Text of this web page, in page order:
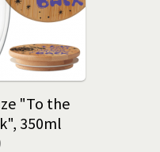
"To the
350ml